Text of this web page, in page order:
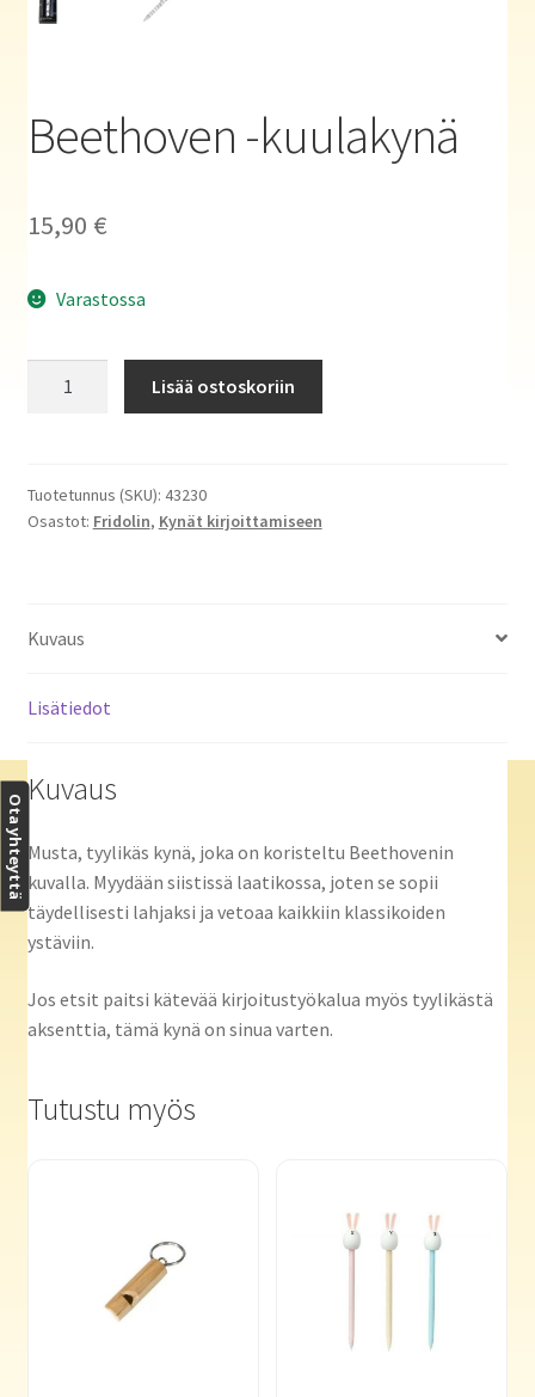
Haluatko kirjailijaksi?
Beethoven -kuulakynä
15,90 €
Varastossa
Lisää ostoskoriin
Tuotetunnus (SKU): 43230
Osastot: Fridolin, Kynät kirjoittamiseen
Kuvaus
Lisätiedot
Kuvaus
Musta, tyylikäs kynä, joka on koristeltu Beethovenin
kuvalla. Myydään siistissä laatikossa, joten se sopii
täydellisesti lahjaksi ja vetoaa kaikkiin klassikoiden
ystäviin.
Jos etsit paitsi kätevää kirjoitustyökalua myös tyylikästä
aksenttia, tämä kynä on sinua varten.
Tutustu myös
Ota yhteyttä